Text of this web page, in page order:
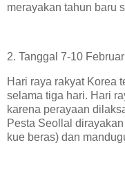
merayakan tahun baru
2. Tanggal 7-10
Hari raya rakyat Korea
selama tiga hari. Hari
karena perayaan
Pesta Seollal
kue beras) dan